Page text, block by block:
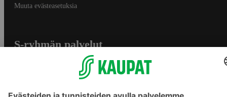
Muuta evästeasetuksia
S-ryhmän palvelut